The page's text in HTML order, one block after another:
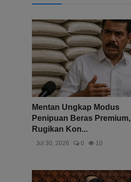
Mentan Ungkap Modus
Penipuan Beras Premium,
Rugikan Kon...
Jul 30, 2026 0 10